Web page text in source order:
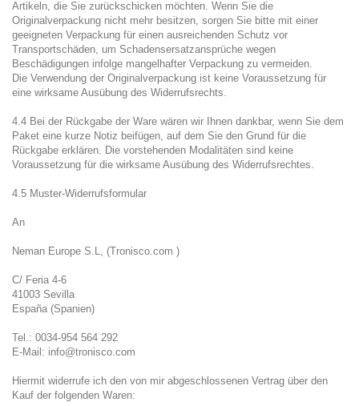
Artikeln, die Sie zurückschicken möchten. Wenn Sie die
Originalverpackung nicht mehr besitzen, sorgen Sie bitte mit einer
geeigneten Verpackung für einen ausreichenden Schutz vor
Transportschäden, um Schadensersatzansprüche wegen
Beschädigungen infolge mangelhafter Verpackung zu vermeiden.
Die Verwendung der Originalverpackung ist keine Voraussetzung für
eine wirksame Ausübung des Widerrufsrechts.
4.4 Bei der Rückgabe der Ware wären wir Ihnen dankbar, wenn Sie dem
Paket eine kurze Notiz beifügen, auf dem Sie den Grund für die
Rückgabe erklären. Die vorstehenden Modalitäten sind keine
Voraussetzung für die wirksame Ausübung des Widerrufsrechtes.
4.5 Muster-Widerrufsformular
An
Neman Europe S.L, (Tronisco.com )
C/ Feria 4-6
41003 Sevilla
España (Spanien)
Tel.: 0034-954 564 292
E-Mail: info@tronisco.com
Hiermit widerrufe ich den von mir abgeschlossenen Vertrag über den
Kauf der folgenden Waren: